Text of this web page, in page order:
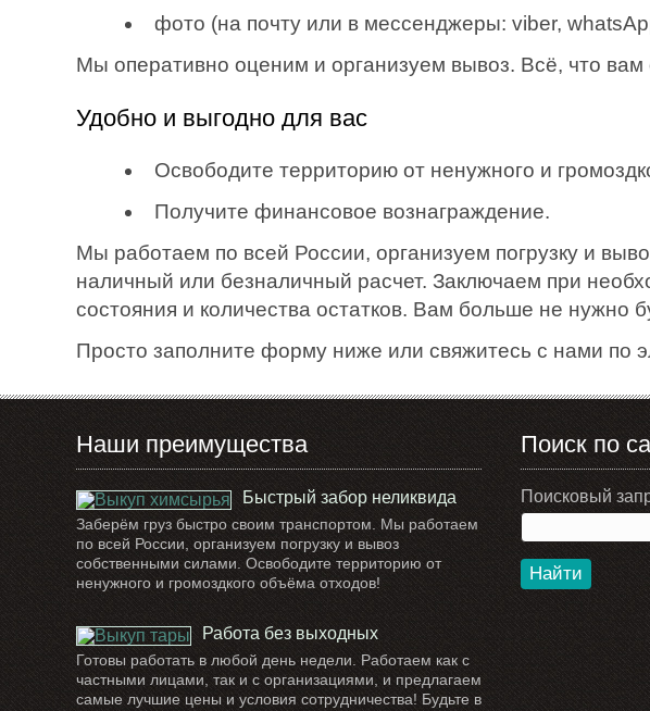
фото (на почту или в мессенджеры: viber,
Мы оперативно оценим и организуем вывоз. Всё, что вам
Удобно и выгодно для вас
Освободите территорию от ненужного и
Получите финансовое вознаграждение.
Мы работаем по всей России, организуем погрузку и
наличный или безналичный расчет. Заключаем при
состояния и количества остатков. Вам больше не нужно
Просто заполните форму ниже или свяжитесь с нами по
Наши преимущества
Быстрый забор неликвида
Заберём груз быстро своим транспортом. Мы работаем
по всей России, организуем погрузку и вывоз
собственными силами. Освободите территорию от
ненужного и громоздкого объёма отходов!
Работа без выходных
Готовы работать в любой день недели. Работаем как с
частными лицами, так и с организациями, и предлагаем
самые лучшие цены и условия сотрудничества! Будьте в
Поиск по
Поисковый
Найти